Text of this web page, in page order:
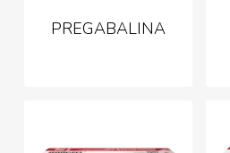
PREGABALINA